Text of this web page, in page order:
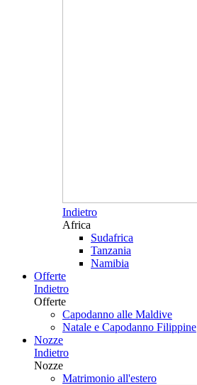
Indietro
Africa
Sudafrica
Tanzania
Namibia
Offerte
Indietro
Offerte
Capodanno alle Maldive
Natale e Capodanno Filippine
Nozze
Indietro
Nozze
Matrimonio all'estero